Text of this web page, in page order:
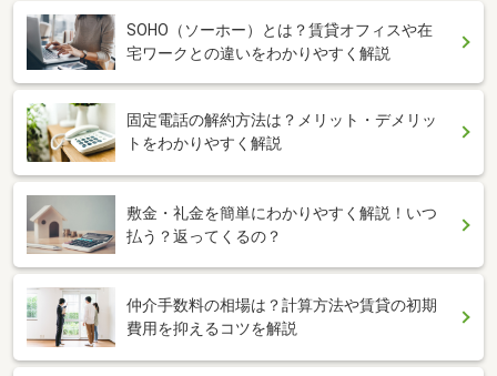
SOHO（ソーホー）とは？賃貸オフィスや在
宅ワークとの違いをわかりやすく解説
固定電話の解約方法は？メリット・デメリッ
トをわかりやすく解説
敷金・礼金を簡単にわかりやすく解説！いつ
払う？返ってくるの？
仲介手数料の相場は？計算方法や賃貸の初期
費用を抑えるコツを解説